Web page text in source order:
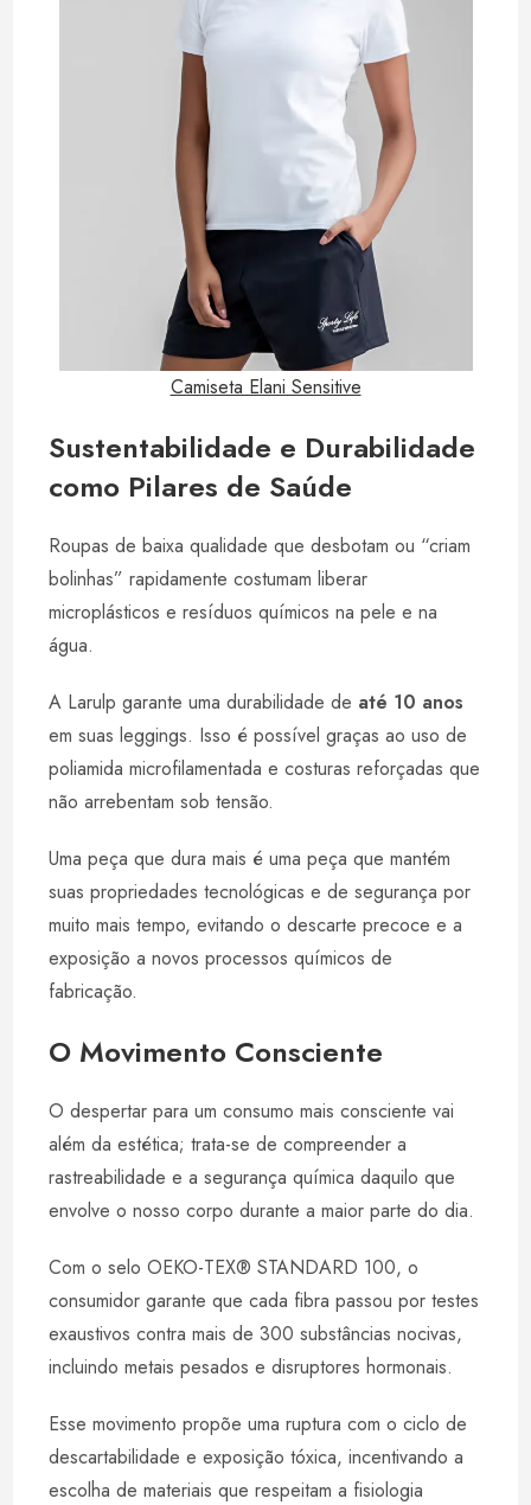
Camiseta Elani Sensitive
Sustentabilidade e Durabilidade
como Pilares de Saúde
Roupas de baixa qualidade que desbotam ou “criam
bolinhas” rapidamente costumam liberar
microplásticos e resíduos químicos na pele e na
água.
A Larulp garante uma durabilidade de até 10 anos
em suas leggings. Isso é possível graças ao uso de
poliamida microfilamentada e costuras reforçadas que
não arrebentam sob tensão.
Uma peça que dura mais é uma peça que mantém
suas propriedades tecnológicas e de segurança por
muito mais tempo, evitando o descarte precoce e a
exposição a novos processos químicos de
fabricação.
O Movimento Consciente
O despertar para um consumo mais consciente vai
além da estética; trata-se de compreender a
rastreabilidade e a segurança química daquilo que
envolve o nosso corpo durante a maior parte do dia.
Com o selo OEKO-TEX® STANDARD 100, o
consumidor garante que cada fibra passou por testes
exaustivos contra mais de 300 substâncias nocivas,
incluindo metais pesados e disruptores hormonais.
Esse movimento propõe uma ruptura com o ciclo de
descartabilidade e exposição tóxica, incentivando a
escolha de materiais que respeitam a fisiologia